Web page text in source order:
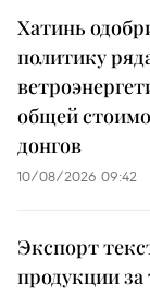
Хатинь
политику
общей
донгов
10/08/2026 09:42
Экспорт
продукции